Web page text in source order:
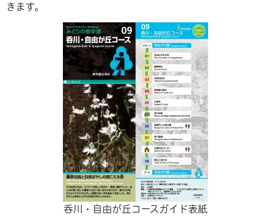
きます。
呑川・自由が丘コースガイド表紙